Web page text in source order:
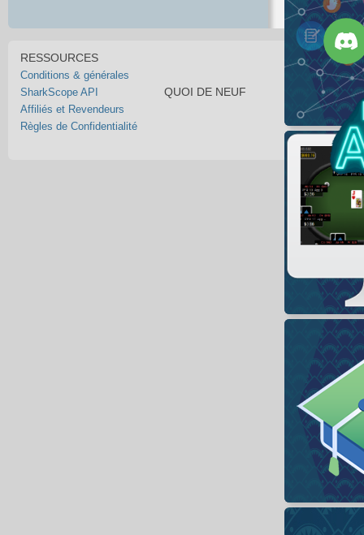
RESSOURCES
Conditions & générales
SharkScope API
Affiliés et Revendeurs
Règles de Confidentialité
QUOI DE NEUF